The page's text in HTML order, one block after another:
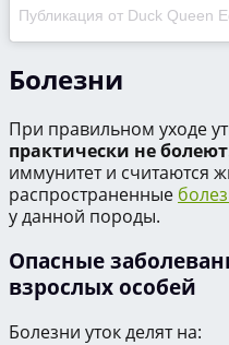
Публикация от Duck Queen
Болезни
При правильном уходе
практически не
иммунитет и считаются
распространенные
у данной породы.
Опасные
взрослых особей
Болезни уток делят на: